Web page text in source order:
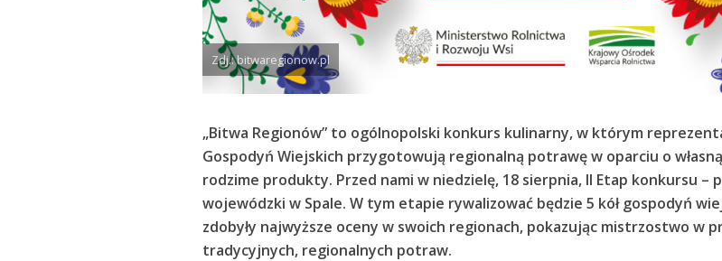
Zdj.: bitwaregionow.pl
„Bitwa Regionów” to ogólnopolski konkurs kulinarny, w którym
Gospodyń Wiejskich przygotowują regionalną potrawę w oparciu o
rodzime produkty. Przed nami w niedzielę, 18 sierpnia, II Etap konkursu –
wojewódzki w Spale. W tym etapie rywalizować będzie 5 kół gospodyń
zdobyły najwyższe oceny w swoich regionach, pokazując mistrzostwo w
tradycyjnych, regionalnych potraw.